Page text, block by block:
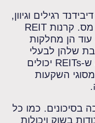
רגילים וגיוון,
ריט יכולים גם לספק הטבות מס. קרנות REIT
עוד הן מחלקות
החייבת שלהן לבעלי
המניות. משמעות הדבר היא ש-REITs יכולים
השקעות
בסיכונים. כמו כל
בשוק ויכולות